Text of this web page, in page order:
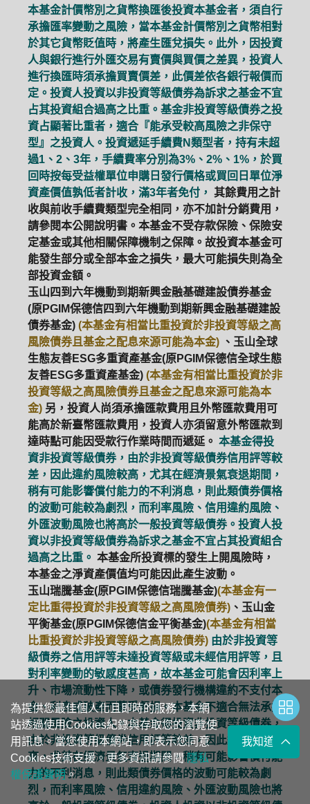
本基金計價幣別之貨幣換匯後投資本基金者，須自行
承擔匯率變動之風險，當本基金計價幣別之貨幣相對
於其它貨幣貶值時，將產生匯兌損失。此外，因投資
人與銀行進行外匯交易有賣價與買價之差異，投資人
進行換匯時須承擔買賣價差，此價差依各銀行報價而
定。投資人投資以非投資等級債券為訴求之基金不宜
占其投資組合過高之比重。基金非投資等級債券之投
資占顯著比重者，適合『能承受較高風險之非保守
型』之投資人。投資遞延手續費N類型者，持有未超
過1、2、3年，手續費率分別為3%、2%、1%，於買
回時按每受益權單位申購日發行價格或買回日單位淨
資產價值孰低者計收，滿3年者免付， 其餘費用之計
收與前收手續費類型完全相同，亦不加計分銷費用，
請參閱本公開說明書。本基金不受存款保險、保險安
定基金或其他相關保障機制之保障。故投資本基金可
能發生部分或全部本金之損失，最大可能損失則為全
部投資金額。
玉山四到六年機動到期新興金融基礎建設債券基金
(原PGIM保德信四到六年機動到期新興金融基礎建設
債券基金) (本基金有相當比重投資於非投資等級之高
風險債券且基金之配息來源可能為本金) 、玉山全球
生態友善ESG多重資產基金(原PGIM保德信全球生態
友善ESG多重資產基金) (本基金有相當比重投資於非
投資等級之高風險債券且基金之配息來源可能為本
金) 另，投資人尚須承擔匯款費用且外幣匯款費用可
能高於新臺幣匯款費用，投資人亦須留意外幣匯款到
達時點可能因受款行作業時間而遞延。 本基金得投
資非投資等級債券，由於非投資等級債券信用評等較
差，因此違約風險較高，尤其在經濟景氣衰退期間，
稍有可能影響償付能力的不利消息，則此類債券價格
的波動可能較為劇烈，而利率風險、信用違約風險、
外匯波動風險也將高於一般投資等級債券。投資人投
資以非投資等級債券為訴求之基金不宜占其投資組合
過高之比重。 本基金所投資標的發生上開風險時，
本基金之淨資產價值均可能因此產生波動。
玉山瑞騰基金(原PGIM保德信瑞騰基金)(本基金有一
定比重得投資於非投資等級之高風險債券) 、玉山金
平衡基金(原PGIM保德信金平衡基金)(本基金有相當
比重投資於非投資等級之高風險債券) 由於非投資等
級債券之信用評等未達投資等級或未經信用評等，且
對利率變動的敏感度甚高，故本基金可能會因利率上
升、市場流動性下降，或債券發行機構違約不支付本
金、利息或破產而蒙受虧損。本基金不適合無法承擔
相關風險之投資人。本基金得投資非投資等級債券，
由於非投資等級債券信用評等較差，因此違約風險較
高，尤其在經濟景氣衰退期間，稍有可能影響償付能
力的不利消息，則此類債券價格的波動可能較為劇
烈，而利率風險、信用違約風險、外匯波動風險也將
為提供您最佳個人化且即時的服務，本網
站透過使用Cookies紀錄與存取您的瀏覽使
用訊息。當您使用本網站，即表示您同意
Cookies技術支援。更多資訊請參閱隱私
權保護聲明。
我知道了